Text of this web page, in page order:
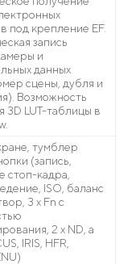
под крепление EF.
запись
и
данных
сцены, дубля и
Возможность
3D LUT-таблицы в
тумблер
(запись,
стоп-кадра,
ISO, баланс
3 x Fn с
2 x ND, а
IRIS, HFR,